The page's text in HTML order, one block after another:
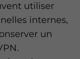
utiliser
internes,
un